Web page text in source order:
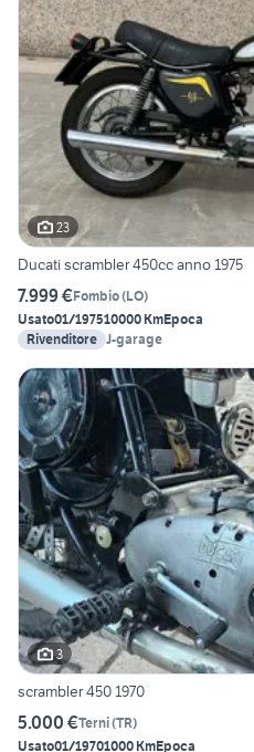
23
Ducati scrambler 450cc anno 1975
7.999 €Fombio(LO)
Usato01/197510000 KmEpoca
Rivenditore J-garage
3
scrambler 450 1970
5.000 €Terni(TR)
Usato01/19701000 KmEpoca